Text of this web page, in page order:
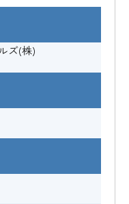
ズ(株)